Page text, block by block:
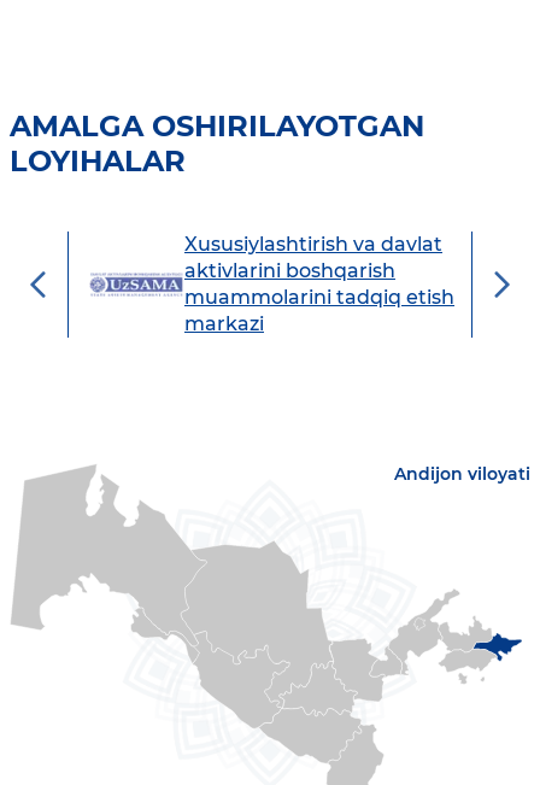
AMALGA OSHIRILAYOTGAN
LOYIHALAR
Xususiylashtirish va davlat
aktivlarini boshqarish
muammolarini tadqiq etish
markazi
Andijon viloyati